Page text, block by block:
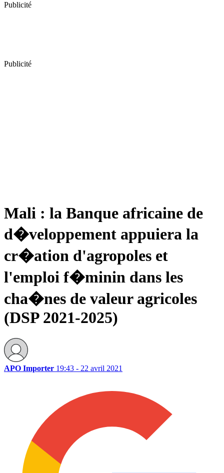
Publicité
Publicité
Mali : la Banque africaine de
d�veloppement appuiera la
cr�ation d'agropoles et
l'emploi f�minin dans les
cha�nes de valeur agricoles
(DSP 2021-2025)
APO Importer 19:43 - 22 avril 2021